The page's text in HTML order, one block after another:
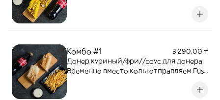
Комбо #1
3 290,00 ₸
Донер куриный/фри//соус для донера
Временно вместо колы отправляем Fuse